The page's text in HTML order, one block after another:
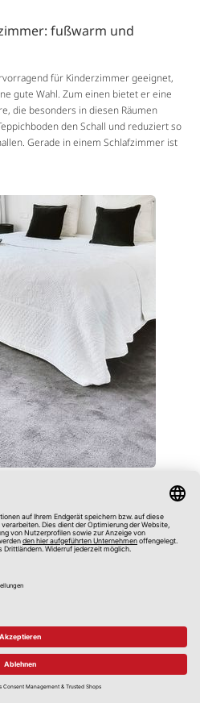
fußwarm und
für Kinderzimmer geeignet,
gute Wahl. Zum einen bietet er eine
die besonders in diesen Räumen
den Schall und reduziert so
Gerade in einem Schlafzimmer ist